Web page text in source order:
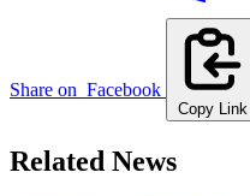
Share on Facebook
Copy Link
Related News